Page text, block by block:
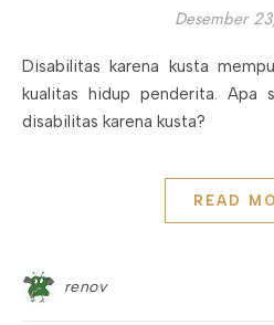
Desember
Disabilitas karena kusta mempunyai potensi menurunkan
kualitas hidup penderita. Apa
disabilitas karena kusta?
READ
renov